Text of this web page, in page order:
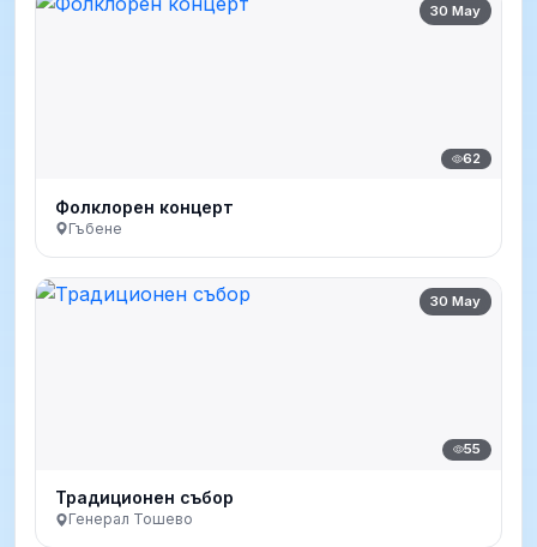
30 May
62
Фолклорен концерт
Гъбене
30 May
55
Традиционен събор
Генерал Тошево